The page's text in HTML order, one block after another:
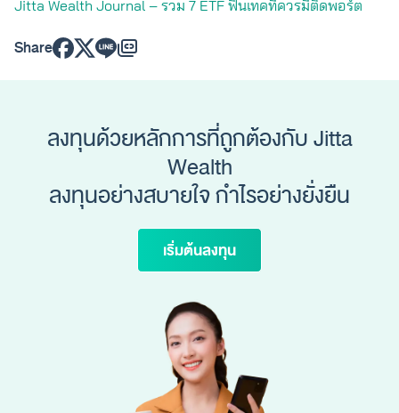
Jitta Wealth Journal – รวม 7 ETF ฟินเทคที่ควรมีติดพอร์ต
Share
ลงทุนด้วยหลักการที่ถูกต้องกับ Jitta
Wealth
ลงทุนอย่างสบายใจ กำไรอย่างยั่งยืน
เริ่มต้นลงทุน